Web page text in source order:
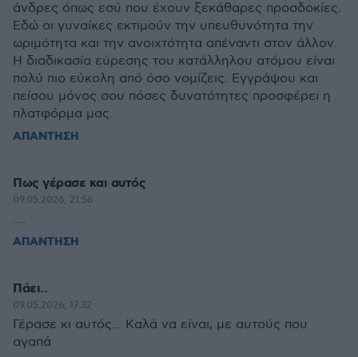
άνδρες όπως εσύ που έχουν ξεκάθαρες προσδοκίες.
Εδώ οι γυναίκες εκτιμούν την υπευθυνότητα την
ωριμότητα και την ανοιχτότητα απέναντι στον άλλον.
Η διαδικασία εύρεσης του κατάλληλου ατόμου είναι
πολύ πιο εύκολη από όσο νομίζεις. Εγγράψου και
πείσου μόνος σου πόσες δυνατότητες προσφέρει η
πλατφόρμα μας.
ΑΠΑΝΤΗΣΗ
Πως γέρασε και αυτός
09.05.2026, 21:56
....
ΑΠΑΝΤΗΣΗ
Πάει..
09.05.2026, 17:32
Γέρασε κι αυτός... Καλά να είναι, με αυτούς που
αγαπά